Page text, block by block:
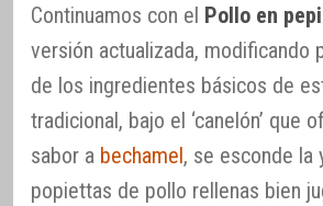
Continuamos con el Pollo en
versión actualizada, modificando
de los ingredientes básicos de
tradicional, bajo el ‘canelón’ que
sabor a bechamel, se esconde la
popiettas de pollo rellenas bien